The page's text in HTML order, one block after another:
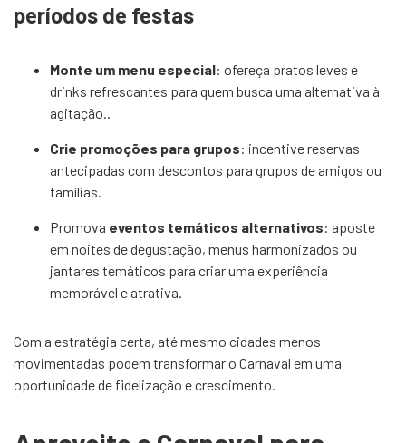
períodos de festas
Monte um menu especial: ofereça pratos leves e
drinks refrescantes para quem busca uma alternativa à
agitação..
Crie promoções para grupos: incentive reservas
antecipadas com descontos para grupos de amigos ou
famílias.
Promova eventos temáticos alternativos: aposte
em noites de degustação, menus harmonizados ou
jantares temáticos para criar uma experiência
memorável e atrativa.
Com a estratégia certa, até mesmo cidades menos
movimentadas podem transformar o Carnaval em uma
oportunidade de fidelização e crescimento.